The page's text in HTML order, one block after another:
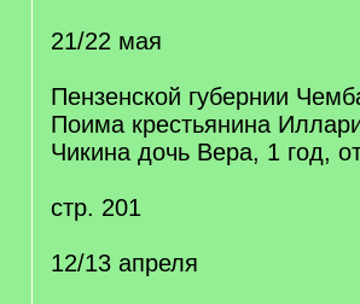
21/22 мая
Пензенской губернии
Поима крестьянина
Чикина дочь Вера, 1 год,
стр. 201
12/13 апреля